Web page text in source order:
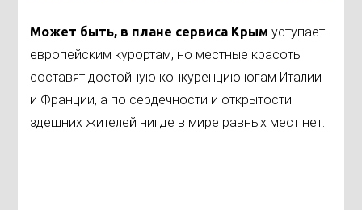
Может быть, в плане сервиса Крым уступает
европейским курортам, но местные красоты
составят достойную конкуренцию югам Италии
и Франции, а по сердечности и открытости
здешних жителей нигде в мире равных мест нет.